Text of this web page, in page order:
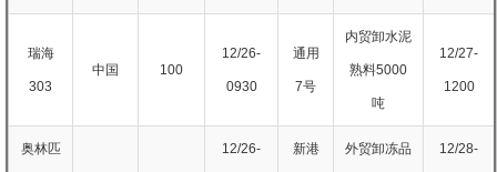
瑞海
303
中国 100
12/26-
0930
通用
7号
内贸卸水泥
熟料5000
吨
12/27-
1200
奥林匹 12/26- 新港 外贸卸冻品 12/28-